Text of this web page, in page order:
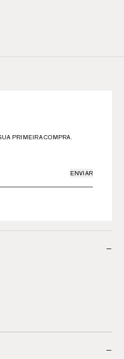
PRIMEIRA COMPRA.
ENVIAR
−
−